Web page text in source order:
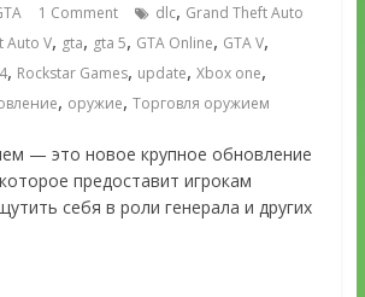
1 Comment dlc, Grand Theft Auto
Auto V, gta, gta 5, GTA Online, GTA V,
, Rockstar Games, update, Xbox one,
, оружие, Торговля оружием
— это новое крупное обновление
предоставит игрокам
себя в роли генерала и других